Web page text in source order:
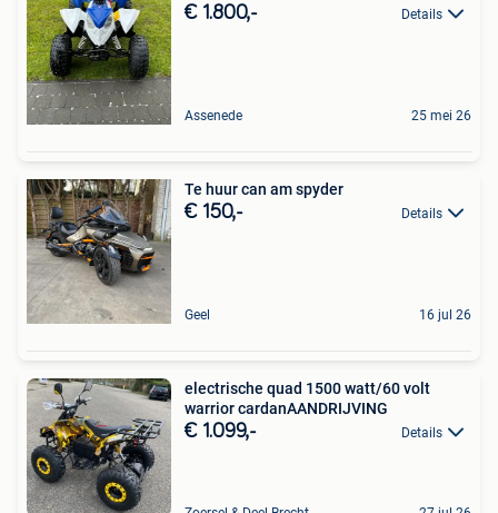
€ 1.800,- Details
Assenede 25 mei 26
Te huur can am spyder
€ 150,- Details
Geel 16 jul 26
electrische quad 1500 watt/60 volt
warrior cardanAANDRIJVING
€ 1.099,- Details